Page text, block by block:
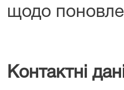
щодо
Контактні